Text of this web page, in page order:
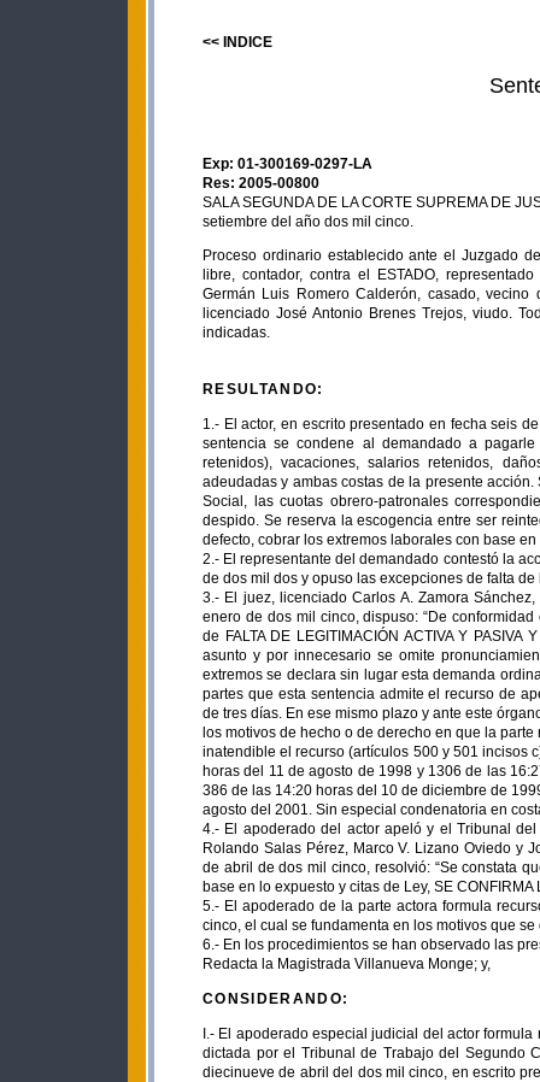
<< INDICE
Exp: 01-300169-0297-LA
Res: 2005-00800
SALA SEGUNDA DE LA CORTE SUPREMA DE
setiembre del año dos mil cinco.
Proceso ordinario establecido ante el Juzgado
libre, contador, contra el ESTADO,
Germán Luis Romero Calderón, casado,
licenciado José Antonio Brenes Trejos, viudo.
indicadas.
RESULTANDO:
1.- El actor, en escrito presentado en fecha seis
sentencia se condene al demandado a
retenidos), vacaciones, salarios retenidos,
adeudadas y ambas costas de la presente
Social, las cuotas obrero-patronales
despido. Se reserva la escogencia entre ser
defecto, cobrar los extremos laborales con base
2.- El representante del demandado contestó la
de dos mil dos y opuso las excepciones de falta
3.- El juez, licenciado Carlos A. Zamora
enero de dos mil cinco, dispuso: “De
de FALTA DE LEGITIMACIÓN ACTIVA Y
asunto y por innecesario se omite
extremos se declara sin lugar esta demanda
partes que esta sentencia admite el recurso de
de tres días. En ese mismo plazo y ante este
los motivos de hecho o de derecho en que la
inatendible el recurso (artículos 500 y 501 incisos
horas del 11 de agosto de 1998 y 1306 de las
386 de las 14:20 horas del 10 de diciembre de
agosto del 2001. Sin especial condenatoria en
4.- El apoderado del actor apeló y el Tribunal
Rolando Salas Pérez, Marco V. Lizano Oviedo y
de abril de dos mil cinco, resolvió: “Se constata
base en lo expuesto y citas de Ley, SE CONFIRMA
5.- El apoderado de la parte actora formula
cinco, el cual se fundamenta en los motivos que
6.- En los procedimientos se han observado las
Redacta la Magistrada Villanueva Monge; y,
CONSIDERANDO:
I.- El apoderado especial judicial del actor
dictada por el Tribunal de Trabajo del Segundo
diecinueve de abril del dos mil cinco, en escrito